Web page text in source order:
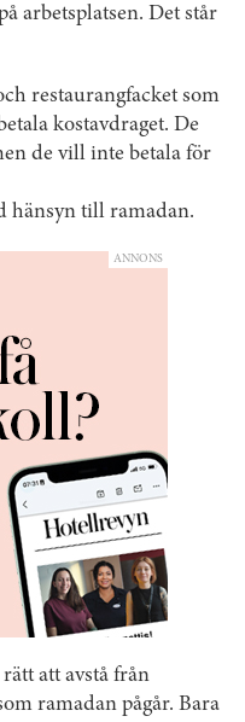
arbetsplatsen. Det står
restaurangfacket som
kostavdraget. De
de vill inte betala för
hänsyn till ramadan.
ANNONS
att avstå från
ramadan pågår. Bara